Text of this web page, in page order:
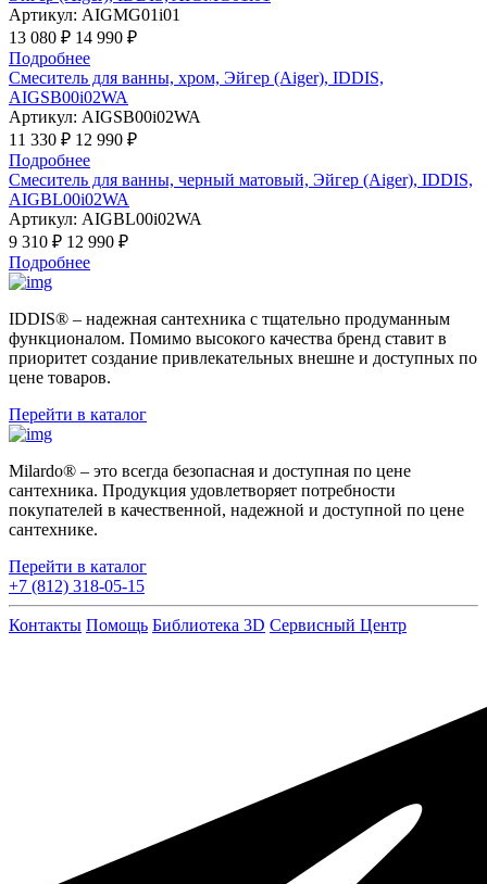
Артикул: AIGMG01i01
13 080 ₽ 14 990 ₽
Подробнее
Смеситель для ванны, хром, Эйгер (Aiger), IDDIS,
AIGSB00i02WA
Артикул: AIGSB00i02WA
11 330 ₽ 12 990 ₽
Подробнее
Смеситель для ванны, черный матовый, Эйгер (Aiger), IDDIS,
AIGBL00i02WA
Артикул: AIGBL00i02WA
9 310 ₽ 12 990 ₽
Подробнее
IDDIS® – надежная сантехника с тщательно продуманным
функционалом. Помимо высокого качества бренд ставит в
приоритет создание привлекательных внешне и доступных по
цене товаров.
Перейти в каталог
Milardo® – это всегда безопасная и доступная по цене
сантехника. Продукция удовлетворяет потребности
покупателей в качественной, надежной и доступной по цене
сантехнике.
Перейти в каталог
+7 (812) 318-05-15
Контакты Помощь Библиотека 3D Сервисный Центр